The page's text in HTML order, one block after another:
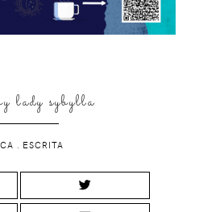
lady sybylla
. ESCRITA